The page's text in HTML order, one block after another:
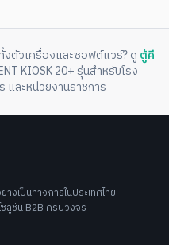
ตัวเครื่องและซอฟต์แวร์? ดู ตู้คี
KIOSK 20+ รุ่นสำหรับโรง
และหน่วยงานราชการ
เป็นทางการในประเทศไทย —
ลูชัน B2B ครบวงจร